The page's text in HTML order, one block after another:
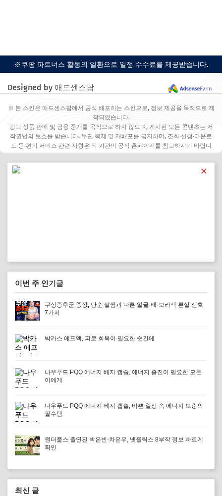
※쿠팡 파트너스 활동의 일환으로 일정 수수료를 제공받습니다.
Designed by 애드센스팜
※ 본 스킨은 애드센스팜에서 공식 배포하는 스킨으로, 정보 제공을 목적으로 제
작되었습니다.
광고 상품 판매 및 금융 중개를 목적으로 하지 않으며, 게시된 모든 콘텐츠는 저
작권법의 보호를 받습니다. 무단 복제 및 재배포를 금지하며, 조회·신청·다운로
드 등 편의 서비스 관련 사항은 각 기관의 공식 홈페이지를 참고하시기 바랍니
✕
이번 주 인기글
쿠싱증후군 증상, 단순 살찜과 다른 얼굴·배·보라색 튼살 신호
7가지
박카스 에프액, 피로 회복이 필요한 순간에
나우푸드 PQQ 에너지 베지 캡슐, 에너지 증진이 필요한 모든
이에게
나우푸드 PQQ 에너지 베지 캡슐, 바쁜 일상 속 에너지 보충의
필수템
원더풀스 출연진 박은빈·차은우, 넷플릭스 8부작 정보 빠르게
확인
최신 글